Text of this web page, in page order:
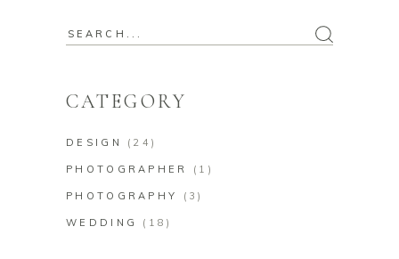
Search
CATEGORY
DESIGN (24)
PHOTOGRAPHER (1)
PHOTOGRAPHY (3)
WEDDING (18)